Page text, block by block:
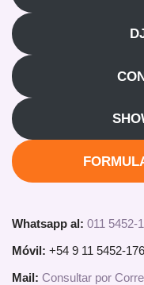
Whatsapp al: 011 5452-
Móvil: +54 9 11 5452-
Mail: Consultar por